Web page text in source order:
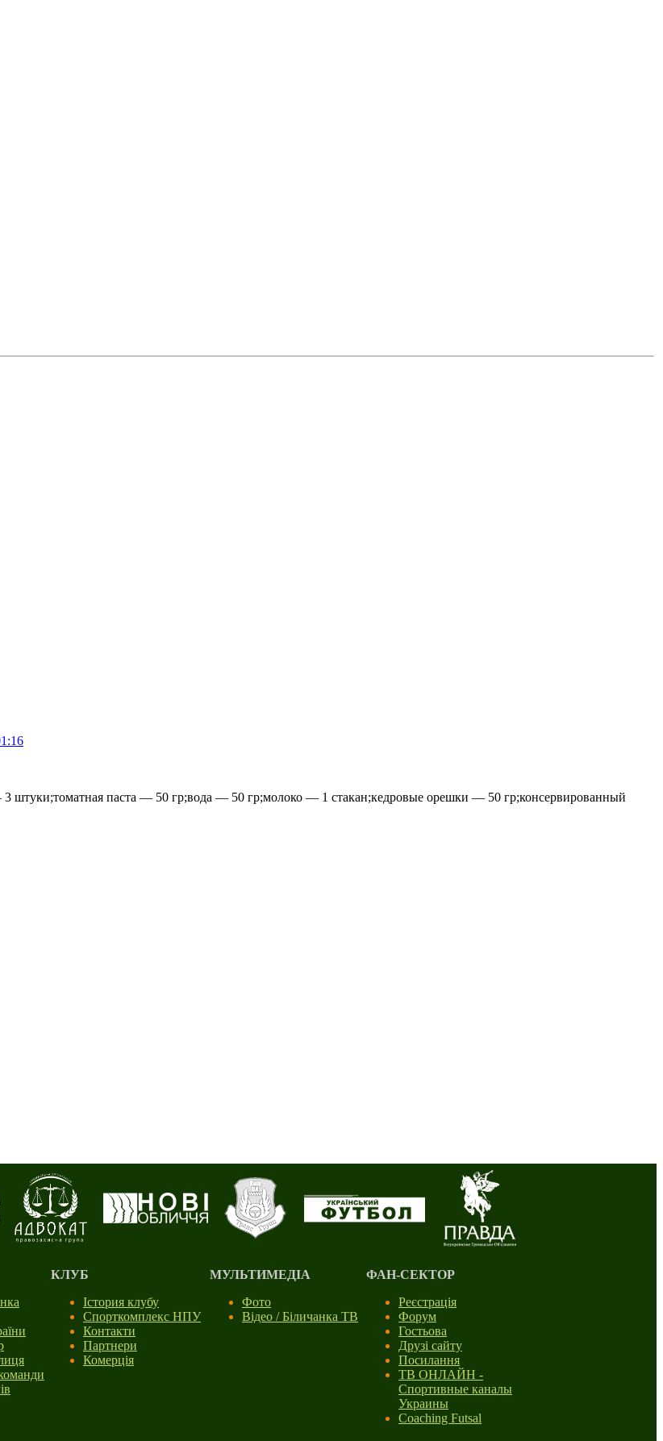
штуки;томатная паста — 50 гр;вода — 50 гр;молоко — 1 стакан;кедровые орешки — 50 гр;консервированный
КЛУБ
Істория клубу
Спорткомплекс НПУ
Контакти
Партнери
Комерція
МУЛЬТИМЕДІА
Фото
Відео / Біличанка ТВ
ФАН-СЕКТОР
Реєстрація
Форум
Гостьова
Друзі сайту
Посилання
ТВ ОНЛАЙН -
Спортивные каналы
Украины
Coaching Futsal